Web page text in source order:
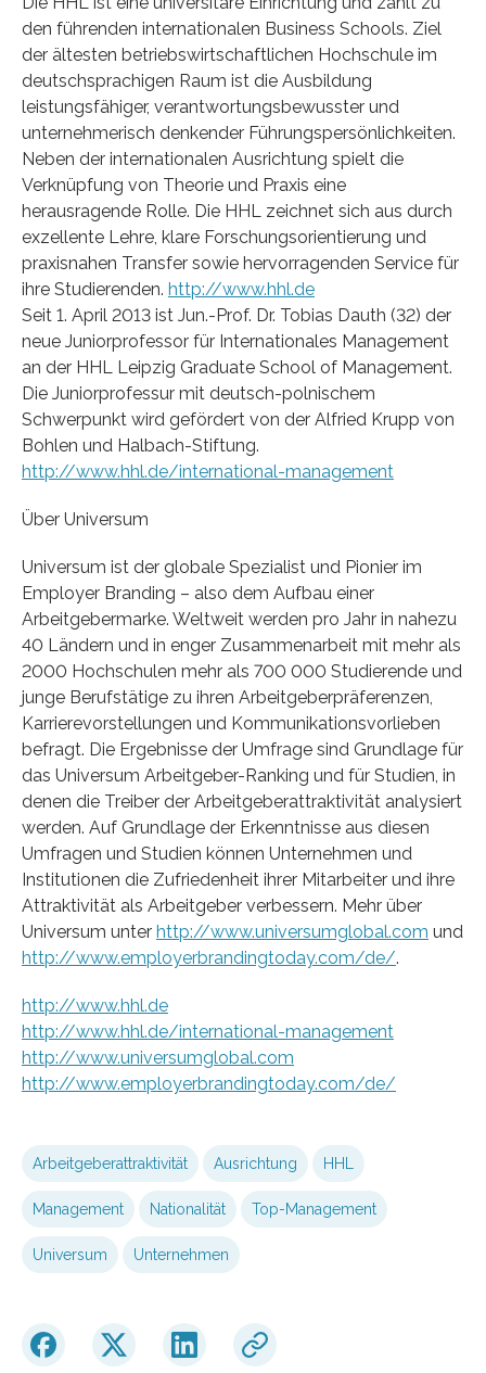
den führenden internationalen Business Schools. Ziel
der ältesten betriebswirtschaftlichen Hochschule im
deutschsprachigen Raum ist die Ausbildung
leistungsfähiger, verantwortungsbewusster und
unternehmerisch denkender Führungspersönlichkeiten.
Neben der internationalen Ausrichtung spielt die
Verknüpfung von Theorie und Praxis eine
herausragende Rolle. Die HHL zeichnet sich aus durch
exzellente Lehre, klare Forschungsorientierung und
praxisnahen Transfer sowie hervorragenden Service für
ihre Studierenden. http://www.hhl.de
Seit 1. April 2013 ist Jun.-Prof. Dr. Tobias Dauth (32) der
neue Juniorprofessor für Internationales Management
an der HHL Leipzig Graduate School of Management.
Die Juniorprofessur mit deutsch-polnischem
Schwerpunkt wird gefördert von der Alfried Krupp von
Bohlen und Halbach-Stiftung.
http://www.hhl.de/international-management
Über Universum
Universum ist der globale Spezialist und Pionier im
Employer Branding – also dem Aufbau einer
Arbeitgebermarke. Weltweit werden pro Jahr in nahezu
40 Ländern und in enger Zusammenarbeit mit mehr als
2000 Hochschulen mehr als 700 000 Studierende und
junge Berufstätige zu ihren Arbeitgeberpräferenzen,
Karrierevorstellungen und Kommunikationsvorlieben
befragt. Die Ergebnisse der Umfrage sind Grundlage für
das Universum Arbeitgeber-Ranking und für Studien, in
denen die Treiber der Arbeitgeberattraktivität analysiert
werden. Auf Grundlage der Erkenntnisse aus diesen
Umfragen und Studien können Unternehmen und
Institutionen die Zufriedenheit ihrer Mitarbeiter und ihre
Attraktivität als Arbeitgeber verbessern. Mehr über
Universum unter http://www.universumglobal.com und
http://www.employerbrandingtoday.com/de/.
http://www.hhl.de
http://www.hhl.de/international-management
http://www.universumglobal.com
http://www.employerbrandingtoday.com/de/
Arbeitgeberattraktivität Ausrichtung HHL
Management Nationalität Top-Management
Universum Unter­nehmen